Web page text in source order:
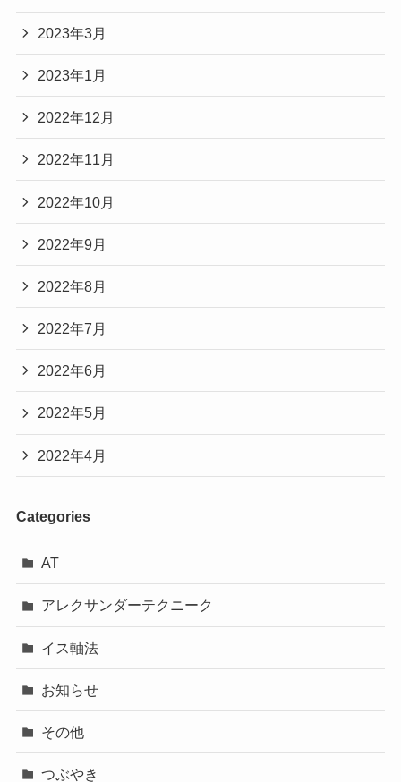
2023年3月
2023年1月
2022年12月
2022年11月
2022年10月
2022年9月
2022年8月
2022年7月
2022年6月
2022年5月
2022年4月
Categories
AT
アレクサンダーテクニーク
イス軸法
お知らせ
その他
つぶやき